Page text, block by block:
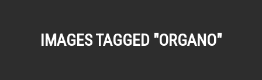
IMAGES TAGGED "ORGANO"